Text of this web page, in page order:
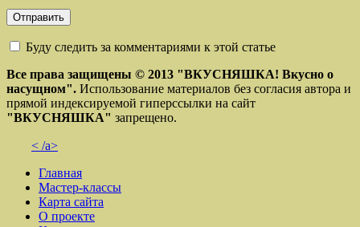
Буду следить за комментариями к этой статье
Все права защищены © 2013 "ВКУСНЯШКА! Вкусно о
насущном". Использование материалов без согласия автора и
прямой индексируемой гиперссылки на сайт
"ВКУСНЯШКА" запрещено.
< /a>
Главная
Мастер-классы
Карта сайта
О проекте